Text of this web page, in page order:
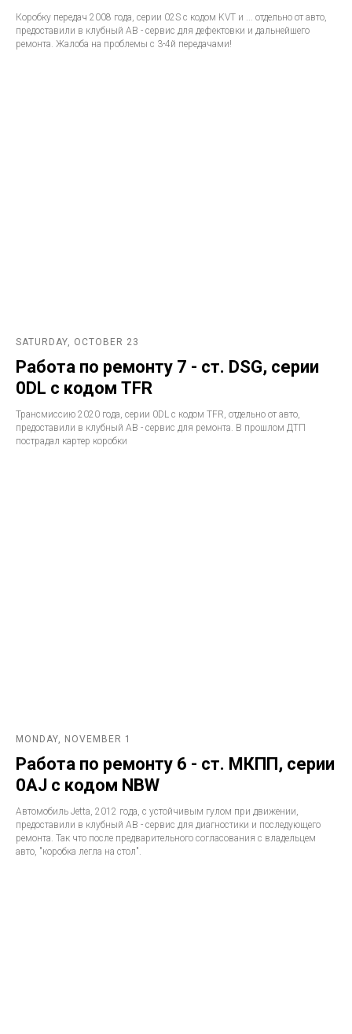
Коробку передач 2008 года, серии 02S с кодом KVT и ... отдельно от авто,
предоставили в клубный АВ - сервис для дефектовки и дальнейшего
ремонта. Жалоба на проблемы с 3-4й передачами!
SATURDAY, OCTOBER 23
Работа по ремонту 7 - ст. DSG, серии
0DL с кодом TFR
Трансмиссию 2020 года, серии 0DL с кодом TFR, отдельно от авто,
предоставили в клубный АВ - сервис для ремонта. В прошлом ДТП
пострадал картер коробки
MONDAY, NOVEMBER 1
Работа по ремонту 6 - ст. МКПП, серии
0AJ с кодом NBW
Автомобиль Jetta, 2012 года, с устойчивым гулом при движении,
предоставили в клубный АВ - сервис для диагностики и последующего
ремонта. Так что после предварительного согласования с владельцем
авто, "коробка легла на стол".